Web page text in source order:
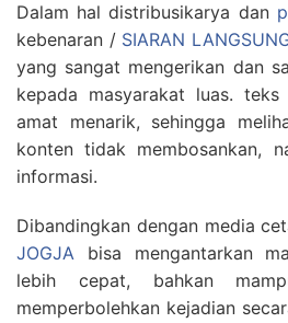
Dalam hal distribusikarya dan
kebenaran / SIARAN
yang sangat mengerikan dan
kepada masyarakat luas.
amat menarik, sehingga
konten tidak membosankan,
informasi.
Dibandingkan dengan media
JOGJA bisa mengantarkan
lebih cepat, bahkan
memperbolehkan kejadian